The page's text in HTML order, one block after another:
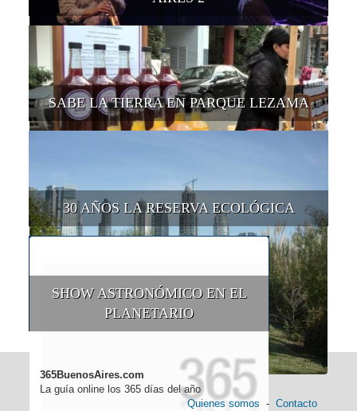
SABE LA TIERRA EN PARQUE LEZAMA
30 AÑOS LA RESERVA ECOLÓGICA
SHOW ASTRONÓMICO EN EL
PLANETARIO
365BuenosAires.com
La guía online los 365 días del año
Quienes somos - Contacto